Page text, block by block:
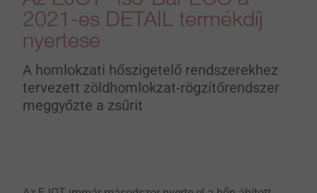
2021-es DETAIL termékdíj
nyertese
A homlokzati hőszigetelő rendszerekhez
tervezett zöldhomlokzat-rögzítőrendszer
meggyőzte a zsűrit